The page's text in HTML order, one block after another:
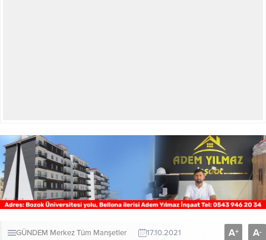
GÜNDEM MerkezTüm Manşetler 17.10.2021 A+ A-